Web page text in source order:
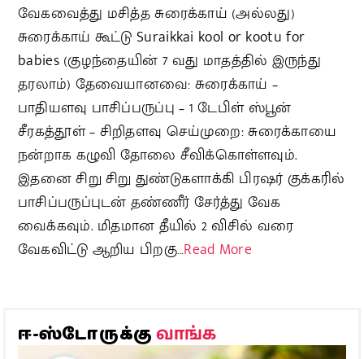
வேகவைத்து மசித்த சுரைக்காய் (அல்லது)
சுரைக்காய் கூட்டு Suraikkai kool or kootu for
babies (குழந்தையின் 7 வது மாதத்தில் இருந்து
தரலாம்) தேவையானவை: சுரைக்காய் –
பாதியளவு பாசிப்பருப்பு – 1 டேபிள் ஸ்பூன்
சீரகத்தூள் – சிறிதளவு செய்முறை: சுரைக்காயை
நன்றாக கழுவி தோலை சீவிக்கொள்ளவும்.
இதனை சிறு சிறு துண்டுகளாக்கி பிரஷர் குக்கரில்
பாசிப்பருப்புடன் தண்ணீர் சேர்த்து வேக
வைக்கவும். மிதமான தீயில் 2 விசில் வரை
வேகவிட்டு ஆறிய பிறகு…Read More
ஈ-ஸ்டோருக்குவாங்க